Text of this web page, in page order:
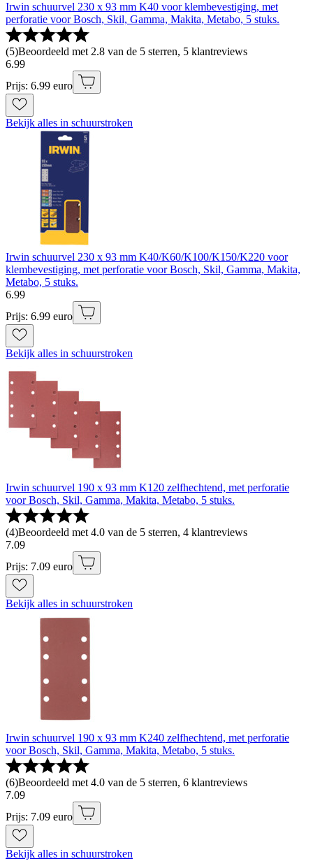
Irwin schuurvel 230 x 93 mm K40 voor klembevestiging, met
perforatie voor Bosch, Skil, Gamma, Makita, Metabo, 5 stuks.
(5)Beoordeeld met 2.8 van de 5 sterren, 5 klantreviews
6.99
Prijs: 6.99 euro
Bekijk alles in schuurstroken
Irwin schuurvel 230 x 93 mm K40/K60/K100/K150/K220 voor
klembevestiging, met perforatie voor Bosch, Skil, Gamma, Makita,
Metabo, 5 stuks.
6.99
Prijs: 6.99 euro
Bekijk alles in schuurstroken
Irwin schuurvel 190 x 93 mm K120 zelfhechtend, met perforatie
voor Bosch, Skil, Gamma, Makita, Metabo, 5 stuks.
(4)Beoordeeld met 4.0 van de 5 sterren, 4 klantreviews
7.09
Prijs: 7.09 euro
Bekijk alles in schuurstroken
Irwin schuurvel 190 x 93 mm K240 zelfhechtend, met perforatie
voor Bosch, Skil, Gamma, Makita, Metabo, 5 stuks.
(6)Beoordeeld met 4.0 van de 5 sterren, 6 klantreviews
7.09
Prijs: 7.09 euro
Bekijk alles in schuurstroken